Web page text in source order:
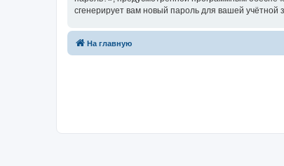
сгенерирует вам новый пароль для вашей учётной
На главную